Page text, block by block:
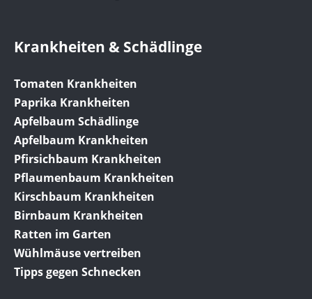
Krankheiten & Schädlinge
Tomaten Krankheiten
Paprika Krankheiten
Apfelbaum Schädlinge
Apfelbaum Krankheiten
Pfirsichbaum Krankheiten
Pflaumenbaum Krankheiten
Kirschbaum Krankheiten
Birnbaum Krankheiten
Ratten im Garten
Wühlmäuse vertreiben
Tipps gegen Schnecken